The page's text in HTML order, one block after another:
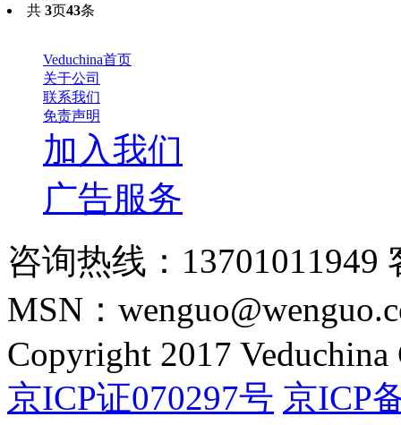
共 3页43条
Veduchina首页
关于公司
联系我们
免责声明
加入我们
广告服务
咨询热线：13701011949
MSN：
Copyright 2017
京ICP证070297号 京ICP